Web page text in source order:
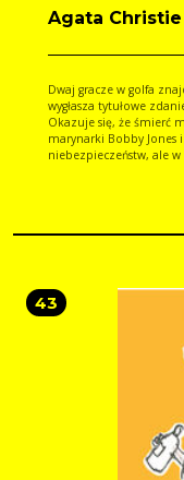
Agata Christie
Dwaj gracze w golfa
wygłasza tytułowe
Okazuje się, że śmierć
marynarki Bobby Jones
niebezpieczeństw, ale
43